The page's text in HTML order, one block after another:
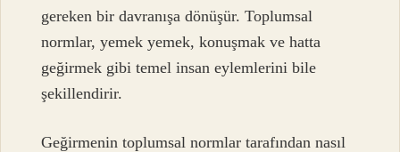
gereken bir davranışa dönüşür. Toplumsal
normlar, yemek yemek, konuşmak ve hatta
geğirmek gibi temel insan eylemlerini bile
şekillendirir.
Geğirmenin toplumsal normlar tarafından nasıl